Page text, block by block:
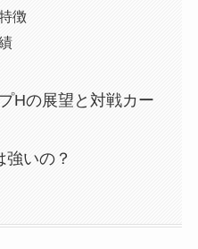
徴
Hの展望と対戦カー
強いの？